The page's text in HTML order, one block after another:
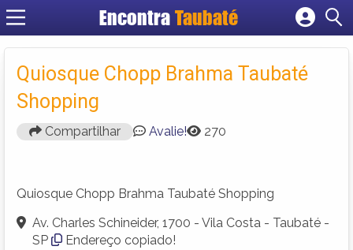
EncontraTaubaté
Cadastrar empresa
Criar conta
Quiosque Chopp Brahma Taubaté
Shopping
Compartilhar Avalie! 270
Quiosque Chopp Brahma Taubaté Shopping
Av. Charles Schineider, 1700 - Vila Costa - Taubaté -
SP
Endereço copiado!